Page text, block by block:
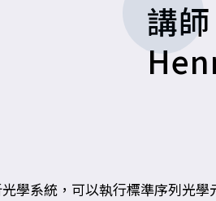
講
學系統，可以執行標準序列光